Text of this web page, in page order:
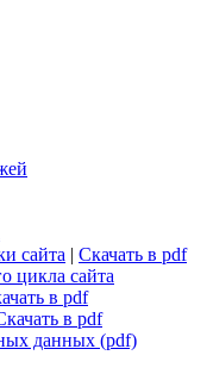
сайта | Скачать в pdf
цикла сайта
в pdf
в pdf
данных (pdf)